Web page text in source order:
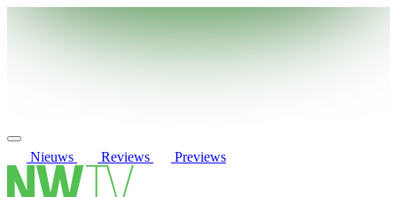
Nieuws Reviews Previews